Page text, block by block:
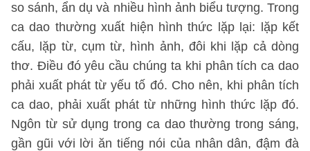
so sánh, ẩn dụ và nhiều hình ảnh biểu tượng. Trong
ca dao thường xuất hiện hình thức lặp lại: lặp kết
cấu, lặp từ, cụm từ, hình ảnh, đôi khi lặp cả dòng
thơ. Điều đó yêu cầu chúng ta khi phân tích ca dao
phải xuất phát từ yếu tố đó. Cho nên, khi phân tích
ca dao, phải xuất phát từ những hình thức lặp đó.
Ngôn từ sử dụng trong ca dao thường trong sáng,
gần gũi với lời ăn tiếng nói của nhân dân, đậm đà